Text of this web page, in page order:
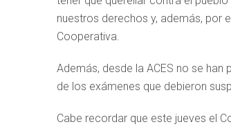
nuestros derechos y, además, por
Cooperativa.
Además, desde la ACES no se
de los exámenes que debieron
Cabe recordar que este jueves el